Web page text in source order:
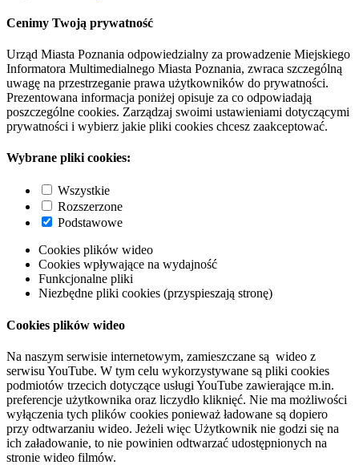
Cenimy Twoją prywatność
Urząd Miasta Poznania odpowiedzialny za prowadzenie Miejskiego
Informatora Multimedialnego Miasta Poznania, zwraca szczególną
uwagę na przestrzeganie prawa użytkowników do prywatności.
Prezentowana informacja poniżej opisuje za co odpowiadają
poszczególne cookies. Zarządzaj swoimi ustawieniami dotyczącymi
prywatności i wybierz jakie pliki cookies chcesz zaakceptować.
Wybrane pliki cookies:
Wszystkie
Rozszerzone
Podstawowe
Cookies plików wideo
Cookies wpływające na wydajność
Funkcjonalne pliki
Niezbędne pliki cookies (przyspieszają stronę)
Cookies plików wideo
Na naszym serwisie internetowym, zamieszczane są wideo z
serwisu YouTube. W tym celu wykorzystywane są pliki cookies
podmiotów trzecich dotyczące usługi YouTube zawierające m.in.
preferencje użytkownika oraz liczydło kliknięć. Nie ma możliwości
wyłączenia tych plików cookies ponieważ ładowane są dopiero
przy odtwarzaniu wideo. Jeżeli więc Użytkownik nie godzi się na
ich załadowanie, to nie powinien odtwarzać udostępnionych na
stronie wideo filmów.